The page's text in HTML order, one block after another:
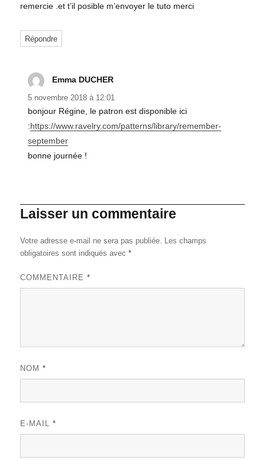
remercie .et t’il posible m’envoyer le tuto merci
Répondre
Emma DUCHERdit :
5 novembre 2018 à 12:01
bonjour Régine, le patron est disponible ici
:https://www.ravelry.com/patterns/library/remember-
september
bonne journée !
Laisser un commentaire
Votre adresse e-mail ne sera pas publiée. Les champs
obligatoires sont indiqués avec*
COMMENTAIRE*
NOM*
E-MAIL*